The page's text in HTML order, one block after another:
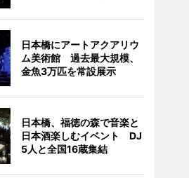
日本橋にアートアクアリウ
ム美術館 過去最大規模、
金魚3万匹を常設展示
日本橋、福徳の森で音楽と
日本酒楽しむイベント DJ
5人と全国16蔵集結